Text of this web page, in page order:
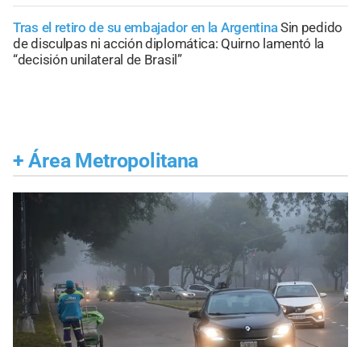
Tras el retiro de su embajador en la ArgentinaSin pedido
de disculpas ni acción diplomática: Quirno lamentó la
“decisión unilateral de Brasil”
+ Área Metropolitana